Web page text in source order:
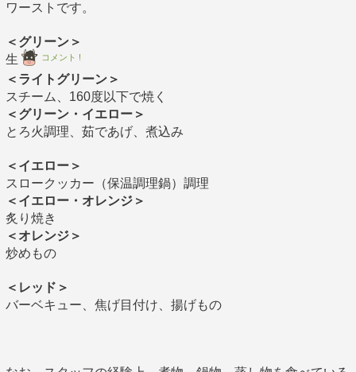
ワーストです。
＜グリーン＞
生
コメント !
＜ライトグリーン＞
スチーム、160度以下で焼く
＜グリーン・イエロー＞
とろ火調理、茹であげ、煮込み
＜イエロー＞
スロークッカー（保温調理鍋）調理
＜イエロー・オレンジ＞
炙り焼き
＜オレンジ＞
炒めもの
＜レッド＞
バーベキュー、焦げ目付け、揚げもの